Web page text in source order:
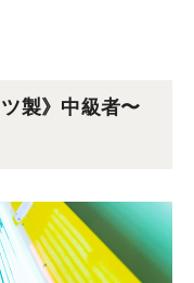
製》中級者〜